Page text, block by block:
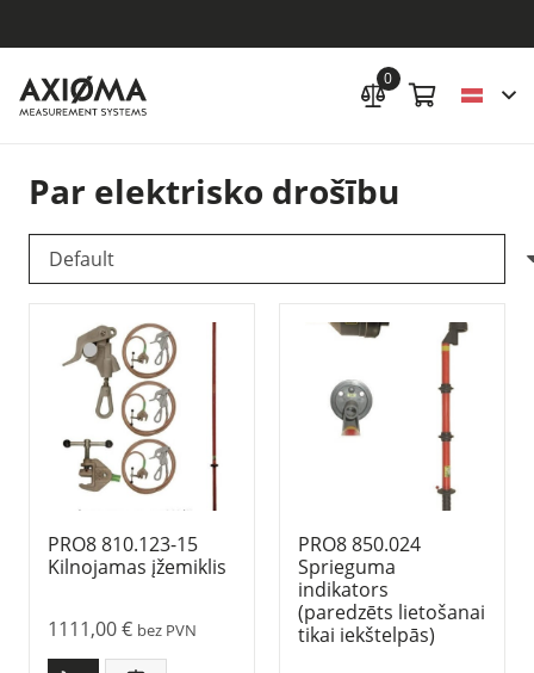
0
Par elektrisko drošību
PRO8 810.123-15
Kilnojamas įžemiklis
1111,00€ bez PVN
PRO8 850.024
Sprieguma
indikators
(paredzēts lietošanai
tikai iekštelpās)